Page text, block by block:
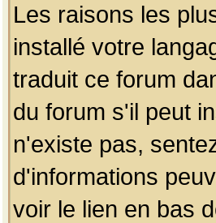
Les raisons les
installé votre
traduit ce forum
du forum s'il peut
n'existe pas,
d'informations
voir le lien en bas